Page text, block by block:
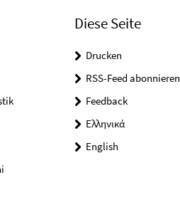
Diese Seite
Drucken
RSS-Feed abonnieren
Feedback
Ελληνικά
English